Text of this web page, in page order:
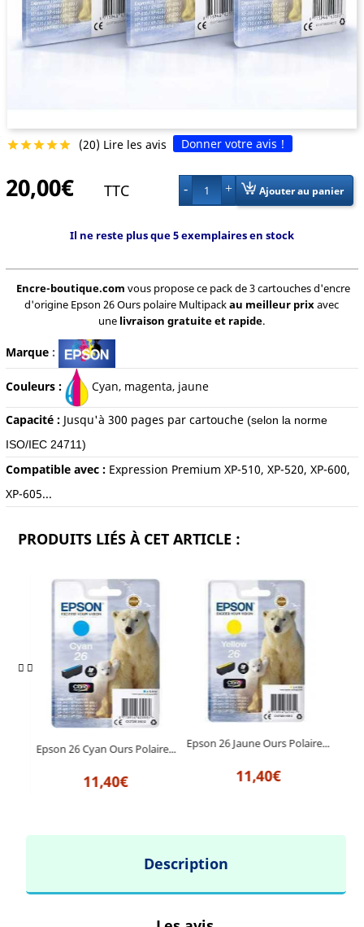
 (20) Lire les avis Donner votre avis !
20,00€ TTC 1 Ajouter au panier
Il ne reste plus que 5 exemplaires en stock
Encre-boutique.com vous propose ce pack de 3 cartouches d'encre
d'origine Epson 26 Ours polaire Multipackau meilleur prixavec
une livraison gratuite et rapide.
Marque:
Couleurs : Cyan, magenta, jaune
Capacité : Jusqu'à 300 pages par cartouche (selon la norme
ISO/IEC 24711)
Compatible avec : Expression Premium XP-510, XP-520, XP-600,
XP-605...
PRODUITS LIÉS À CET ARTICLE :
Epson 26 Cyan Ours Polaire...
11,40€
Epson 26 Jaune Ours Polaire...
11,40€
Description